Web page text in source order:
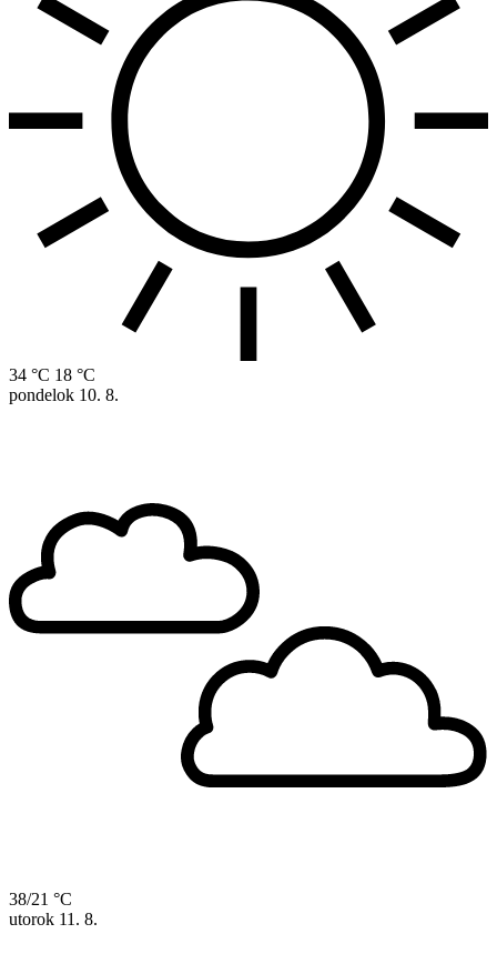
34 °C 18 °C
pondelok 10. 8.
38/21 °C
utorok 11. 8.